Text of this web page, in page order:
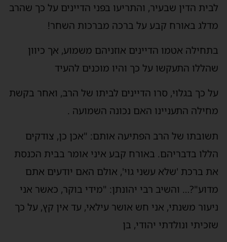
לבית הדין שבעיר, והתריעו בפני הדיינים על כך שהרב
מדלג באורח קבע על ברכה מברכות השחר!
בתחילה אטמו הדיינים אוזניהם משמוע, אך כיוון
שהללו התעקשו על כך והיו מוכנים להעיד
על כך בגלוי, סרו הדיינים לביתו של הרב, ואחר בקשת
מחילה התעניינו האם נכונה השמועה .
תשובתו של הרב הפתיעה אותם: "אכן כן, צודקים
הללו בדבריהם. באורח קבע איני אומר בבית הכנסת
את ברכת 'שלא עשני גוי', אולם האם יודעים אתם
מדוע"?… והשיב רבי יהונתן: "מידי בוקר, כאשר אני
ניעור משנתי, אני חש אושר עילאי, עד אין קץ, על כך
שזכיתי ונולדתי יהודי, בן